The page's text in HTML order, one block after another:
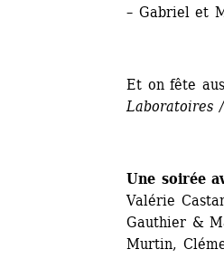
– Gabriel et
Et on fête
Laboratoires
Une soirée
Valérie
Gauthier &
Murtin,